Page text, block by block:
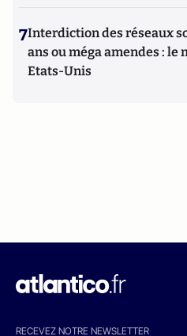
7Interdiction des réseaux
ans ou méga amendes : le
Etats-Unis
RECEVEZ NOTRE NEWSLETTER